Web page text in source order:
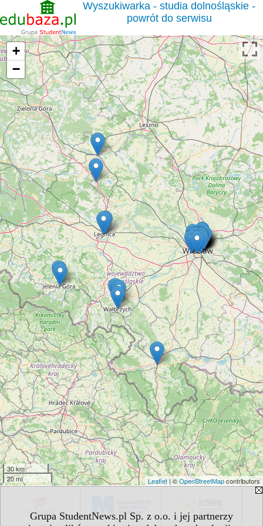
Grupa StudentNews.pl Sp. z o.o. i jej partnerzy
Wyszukiwarka - studia dolnośląskie -
powrót do serwisu
+
−
30 km
20 mi
Leaflet | ©OpenStreetMapcontributors